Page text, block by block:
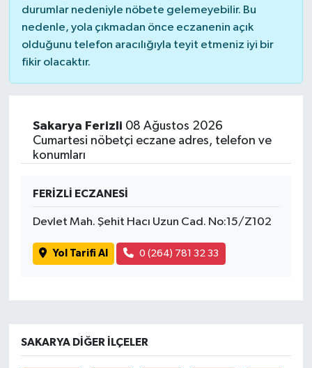
durumlar nedeniyle nöbete gelemeyebilir. Bu
nedenle, yola çıkmadan önce eczanenin açık
olduğunu telefon aracılığıyla teyit etmeniz iyi bir
fikir olacaktır.
Sakarya Ferizli 08 Ağustos 2026
Cumartesi nöbetçi eczane adres, telefon ve
konumları
FERİZLİ ECZANESİ
Devlet Mah. Şehit Hacı Uzun Cad. No:15/Z102
Yol Tarifi Al 0 (264) 781 32 33
SAKARYA DIĞER İLÇELER